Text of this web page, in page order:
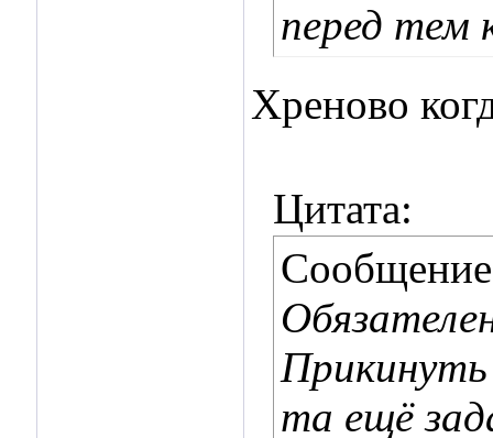
перед тем
Хреново
Цитата:
Прикинуть
та ещё